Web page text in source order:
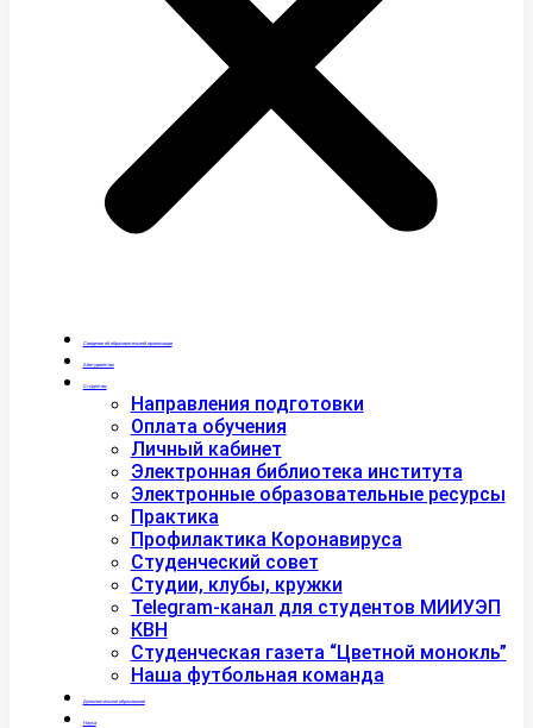
Сведения об образовательной организации
Абитуриентам
Студентам
Направления подготовки
Оплата обучения
Личный кабинет
Электронная библиотека института
Электронные образовательные ресурсы
Практика
Профилактика Коронавируса
Студенческий совет
Студии, клубы, кружки
Telegram-канал для студентов МИИУЭП
КВН
Студенческая газета “Цветной монокль”
Наша футбольная команда
Дополнительное образование
Наука